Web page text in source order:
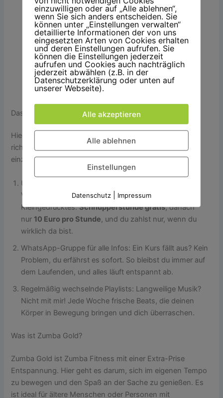
Das Besondere an meinen Kursen
Hier geht’s nicht nur um Bewegung, sondern um eine
richtige Auszeit vom Alltag. Was macht meine Kurse so
einzigartig? Lass mich ein bisschen angeben:
Unverbindlichkeit, die begeistert: Keine langfristigen
Verpflichtungen, kein nerviges
Kleingedrucktes.Schnupperstunde gratis, danach
nur 10 Euro pro Stunde, und du zahlst nur, wenn du
wirklich da bist.
WhatsApp-Gruppe für alle Infos: Ein Kurs fällt aus? Kein
Problem, du erfährst es sofort. So bleibst du immer auf
dem Laufenden, und alles läuft entspannt ab.
Regelmäßig wechselnde Playlists: Langweilige Musik?
Nicht mit mir! Jede Woche frische Beats, die deinen
Körper in Bewegung bringen und dich überraschen.
Was ist Zumba Gold?
Zumba Gold ist Zumba Fitness mit einer Extra-Prise
Entspannung. Hier geht es darum, sich im eigenen Tempo
zu bewegen und den Spaß an der Sache zu genießen. Es
ist ideal für ältere Menschen oder Personen mit
einzuwilligen oder auf „Alle ablehnen“,
wenn Sie sich anders entscheiden. Sie
können unter „Einstellungen verwalten“
detaillierte Informationen der von uns
eingesetzten Arten von Cookies erhalten
und deren Einstellungen aufrufen. Sie
können die Einstellungen jederzeit
aufrufen und Cookies auch nachträglich
jederzeit abwählen (z.B. in der
Datenschutzerklärung oder unten auf
unserer Webseite).
Alle akzeptieren
Alle ablehnen
Einstellungen
Datenschutz| Impressum